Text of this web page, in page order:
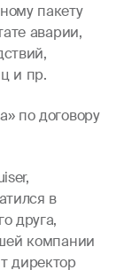
пакету
аварии,
и пр.
по договору
в
друга,
компании
директор